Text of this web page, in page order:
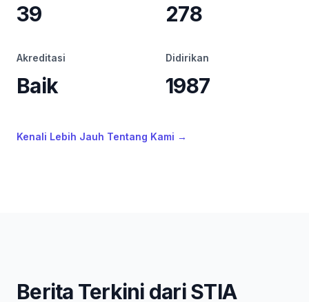
39 278
Akreditasi
Baik
Didirikan
1987
Kenali Lebih Jauh Tentang Kami →
Berita Terkini dari STIA